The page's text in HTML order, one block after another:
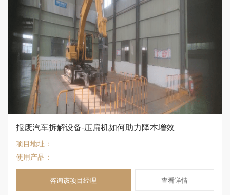
报废汽车拆解设备-压扁机如何助力降本增效
项目地址：
使用产品：
咨询该项目经理 查看详情